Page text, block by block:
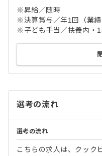
※昇給／随時
※決算賞与／年1回（業績
※子ども手当／扶養内・
選考の流れ
選考の流れ
こちらの求人は、クック